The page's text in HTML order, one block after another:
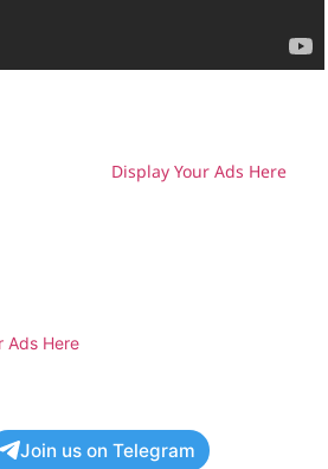
Display Your Ads Here
Ads Here
Join us on Telegram